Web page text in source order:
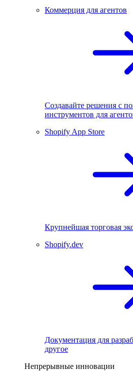
Коммерция для агентов
Создавайте решения с
инструментов для
Shopify App Store
Крупнейшая торговая
Shopify.dev
Документация для
другое
Непрерывные инновации